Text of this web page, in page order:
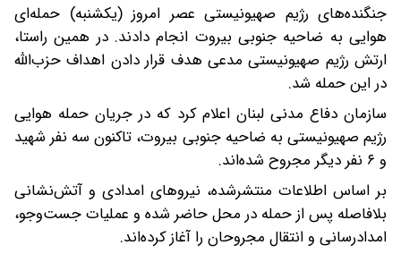
جنگنده‌های رژیم صهیونیستی عصر امروز (یکشنبه) حمله‌ای
هوایی به ضاحیه جنوبی بیروت انجام دادند. در همین راستا،
ارتش رژیم صهیونیستی مدعی هدف قرار دادن اهداف حزب‌الله
در این حمله شد.
سازمان دفاع مدنی لبنان اعلام کرد که در جریان حمله هوایی
رژیم صهیونیستی به ضاحیه جنوبی بیروت، تاکنون سه نفر شهید
و ۶ نفر دیگر مجروح شده‌اند.
بر اساس اطلاعات منتشرشده، نیروهای امدادی و آتش‌نشانی
بلافاصله پس از حمله در محل حاضر شده و عملیات جست‌وجو،
امدادرسانی و انتقال مجروحان را آغاز کرده‌اند.